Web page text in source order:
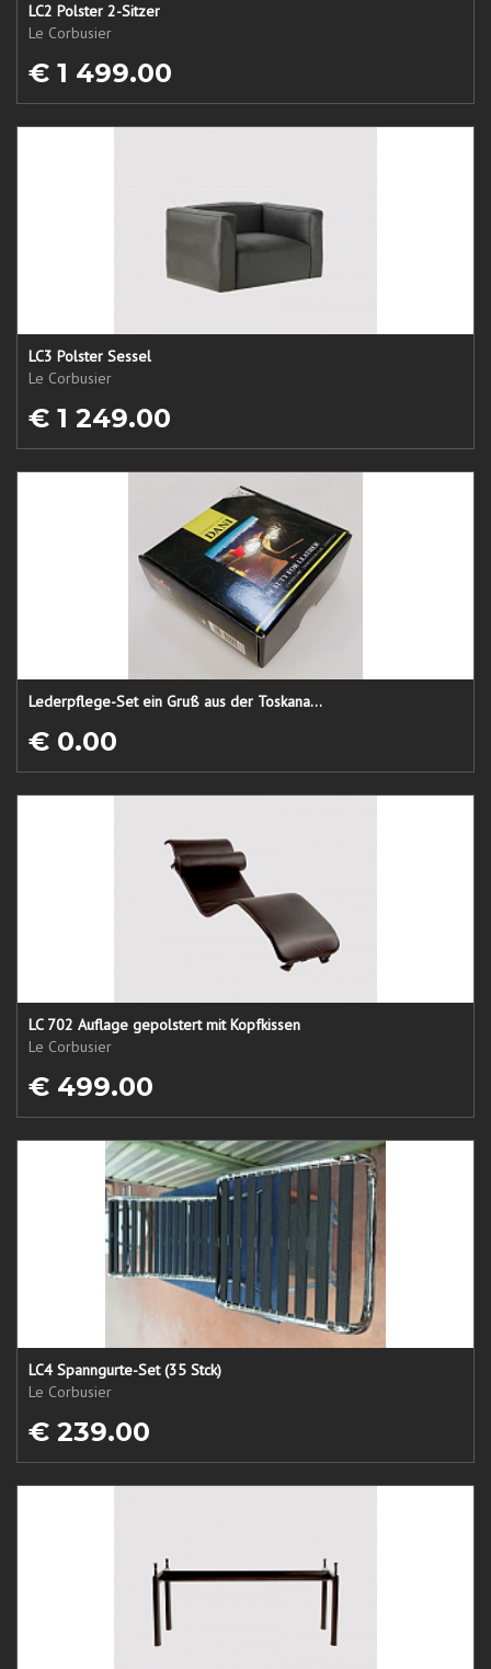
LC2 Polster 2-Sitzer
Le Corbusier
€ 1 499.00
LC3 Polster Sessel
Le Corbusier
€ 1 249.00
Lederpflege-Set ein Gruß aus der Toskana...
€ 0.00
LC 702 Auflage gepolstert mit Kopfkissen
Le Corbusier
€ 499.00
LC4 Spanngurte-Set (35 Stck)
Le Corbusier
€ 239.00